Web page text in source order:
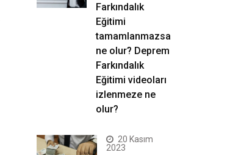
Farkındalık
Eğitimi
tamamlanmazsa
ne olur? Deprem
Farkındalık
Eğitimi videoları
izlenmeze ne
olur?
20 Kasım
2023